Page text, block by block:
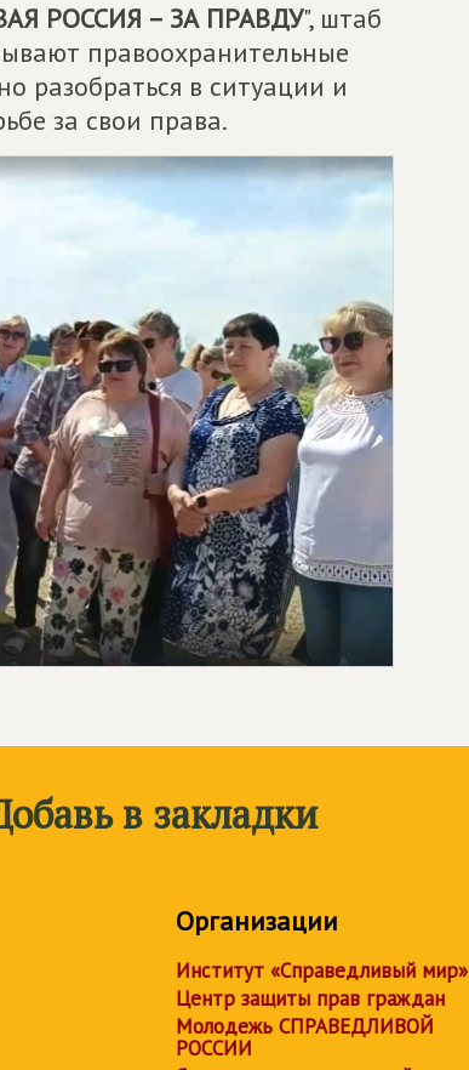
РОССИЯ – ЗА ПРАВДУ", штаб
правоохранительные
разобраться в ситуации и
за свои права.
в закладки
Организации
Институт «Справедливый мир»
Центр защиты прав граждан
Молодежь СПРАВЕДЛИВОЙ
РОССИИ